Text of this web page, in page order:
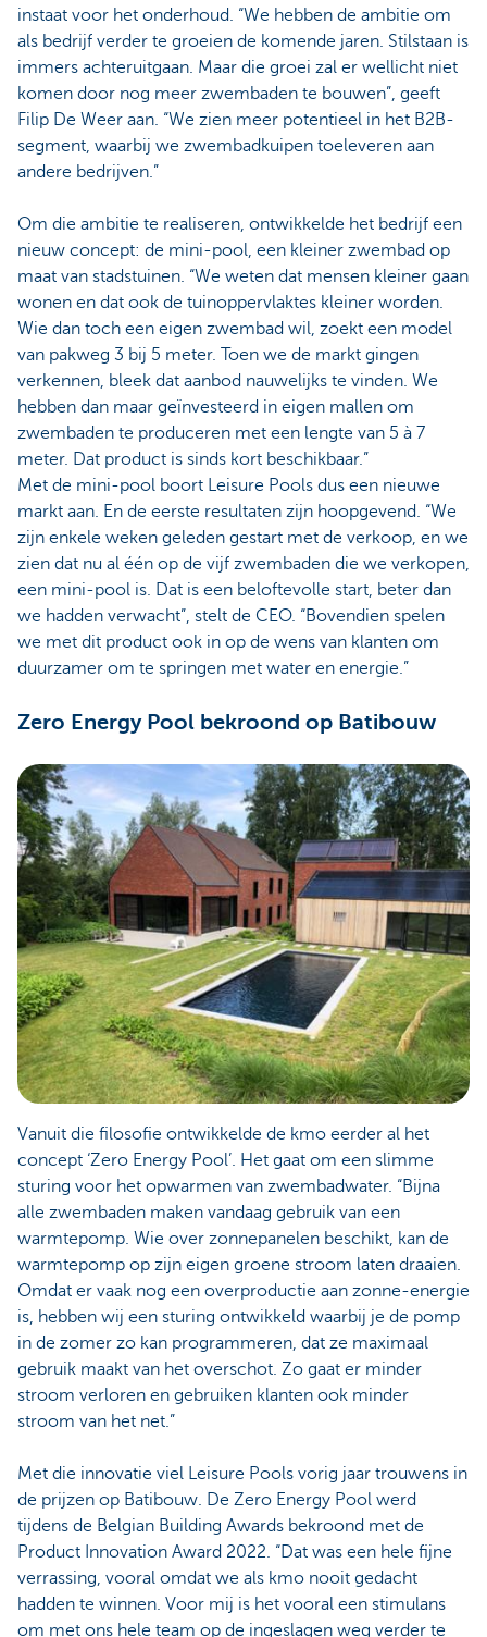
instaat voor het onderhoud. “We hebben de ambitie om
als bedrijf verder te groeien de komende jaren. Stilstaan is
immers achteruitgaan. Maar die groei zal er wellicht niet
komen door nog meer zwembaden te bouwen”, geeft
Filip De Weer aan. “We zien meer potentieel in het B2B-
segment, waarbij we zwembadkuipen toeleveren aan
andere bedrijven.”
Om die ambitie te realiseren, ontwikkelde het bedrijf een
nieuw concept: de mini-pool, een kleiner zwembad op
maat van stadstuinen. “We weten dat mensen kleiner gaan
wonen en dat ook de tuinoppervlaktes kleiner worden.
Wie dan toch een eigen zwembad wil, zoekt een model
van pakweg 3 bij 5 meter. Toen we de markt gingen
verkennen, bleek dat aanbod nauwelijks te vinden. We
hebben dan maar geïnvesteerd in eigen mallen om
zwembaden te produceren met een lengte van 5 à 7
meter. Dat product is sinds kort beschikbaar.”
Met de mini-pool boort Leisure Pools dus een nieuwe
markt aan. En de eerste resultaten zijn hoopgevend. “We
zijn enkele weken geleden gestart met de verkoop, en we
zien dat nu al één op de vijf zwembaden die we verkopen,
een mini-pool is. Dat is een beloftevolle start, beter dan
we hadden verwacht”, stelt de CEO. “Bovendien spelen
we met dit product ook in op de wens van klanten om
duurzamer om te springen met water en energie.”
Zero Energy Pool bekroond op Batibouw
Vanuit die filosofie ontwikkelde de kmo eerder al het
concept ‘Zero Energy Pool’. Het gaat om een slimme
sturing voor het opwarmen van zwembadwater. “Bijna
alle zwembaden maken vandaag gebruik van een
warmtepomp. Wie over zonnepanelen beschikt, kan de
warmtepomp op zijn eigen groene stroom laten draaien.
Omdat er vaak nog een overproductie aan zonne-energie
is, hebben wij een sturing ontwikkeld waarbij je de pomp
in de zomer zo kan programmeren, dat ze maximaal
gebruik maakt van het overschot. Zo gaat er minder
stroom verloren en gebruiken klanten ook minder
stroom van het net.”
Met die innovatie viel Leisure Pools vorig jaar trouwens in
de prijzen op Batibouw. De Zero Energy Pool werd
tijdens de Belgian Building Awards bekroond met de
Product Innovation Award 2022. “Dat was een hele fijne
verrassing, vooral omdat we als kmo nooit gedacht
hadden te winnen. Voor mij is het vooral een stimulans
om met ons hele team op de ingeslagen weg verder te